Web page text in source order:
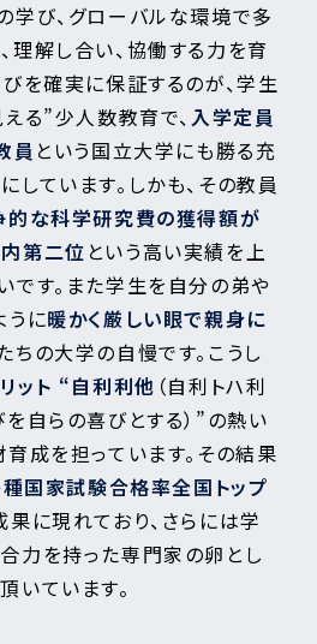
学び、グローバルな環境で多
理解し合い、協働する力を育
を確実に保証するのが、学生
る”少人数教育で、入学定員
員 という国立大学にも勝る充
ています。しかも、その教員
的な科学研究費の獲得額が
第二位 という高い実績を上
です。また学生を自分の弟や
うに暖かく厳しい眼で親身に
ちの大学の自慢です。こうし
ット “自利利他 （自利トハ利
自らの喜びとする）”の熱い
成を担っています。その結果
国家試験合格率全国トップ
果に現れており、さらには学
力を持った専門家の卵とし
いています。